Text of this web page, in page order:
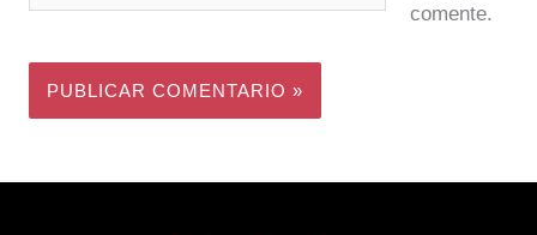
comente.